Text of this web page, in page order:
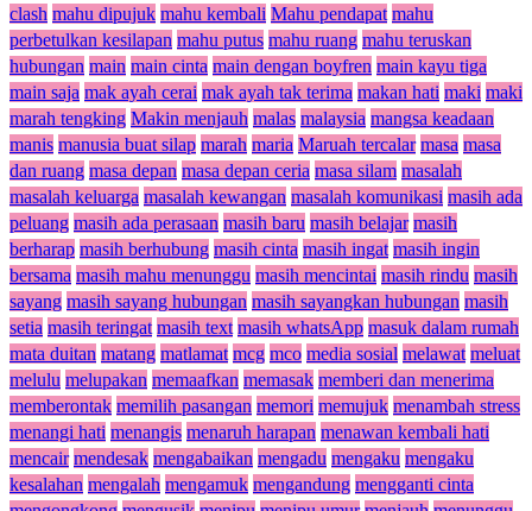
clash mahu dipujuk mahu kembali Mahu pendapat mahu
perbetulkan kesilapan mahu putus mahu ruang mahu teruskan
hubungan main main cinta main dengan boyfren main kayu tiga
main saja mak ayah cerai mak ayah tak terima makan hati maki maki
marah tengking Makin menjauh malas malaysia mangsa keadaan
manis manusia buat silap marah maria Maruah tercalar masa masa
dan ruang masa depan masa depan ceria masa silam masalah
masalah keluarga masalah kewangan masalah komunikasi masih ada
peluang masih ada perasaan masih baru masih belajar masih
berharap masih berhubung masih cinta masih ingat masih ingin
bersama masih mahu menunggu masih mencintai masih rindu masih
sayang masih sayang hubungan masih sayangkan hubungan masih
setia masih teringat masih text masih whatsApp masuk dalam rumah
mata duitan matang matlamat mcg mco media sosial melawat meluat
melulu melupakan memaafkan memasak memberi dan menerima
memberontak memilih pasangan memori memujuk menambah stress
menangi hati menangis menaruh harapan menawan kembali hati
mencair mendesak mengabaikan mengadu mengaku mengaku
kesalahan mengalah mengamuk mengandung mengganti cinta